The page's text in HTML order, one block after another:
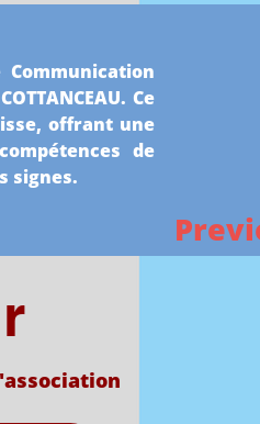
Ce
offrant une
de
signes.